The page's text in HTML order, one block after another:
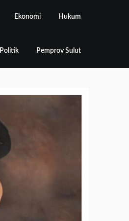
Ekonomi Hukum
Politik Pemprov Sulut